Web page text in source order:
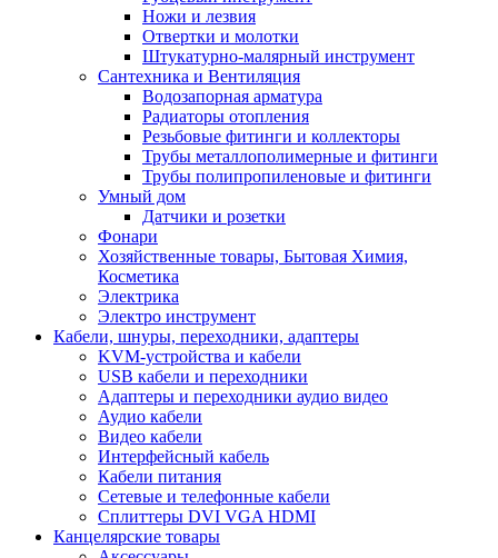
Ножи и лезвия
Отвертки и молотки
Штукатурно-малярный инструмент
Сантехника и Вентиляция
Водозапорная арматура
Радиаторы отопления
Резьбовые фитинги и коллекторы
Трубы металлополимерные и фитинги
Трубы полипропиленовые и фитинги
Умный дом
Датчики и розетки
Фонари
Хозяйственные товары, Бытовая Химия,
Косметика
Электрика
Электро инструмент
Кабели, шнуры, переходники, адаптеры
KVM-устройства и кабели
USB кабели и переходники
Адаптеры и переходники аудио видео
Аудио кабели
Видео кабели
Интерфейсный кабель
Кабели питания
Сетевые и телефонные кабели
Сплиттеры DVI VGA HDMI
Канцелярские товары